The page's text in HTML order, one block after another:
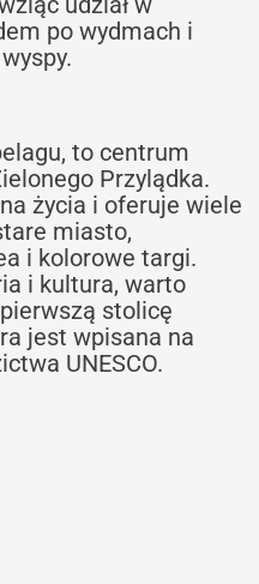
po wydmach i
to centrum
Przylądka.
życia i oferuje wiele
miasto,
i kolorowe targi.
i kultura, warto
stolicę
jest wpisana na
UNESCO.